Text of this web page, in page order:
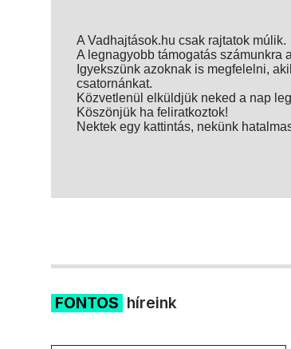
A Vadhajtások.hu csak rajtatok múlik.
A legnagyobb támogatás számunkra
Igyekszünk azoknak is megfelelni,
csatornánkat.
Közvetlenül elküldjük neked a nap
Köszönjük ha feliratkoztok!
Nektek egy kattintás, nekünk
FONTOS híreink